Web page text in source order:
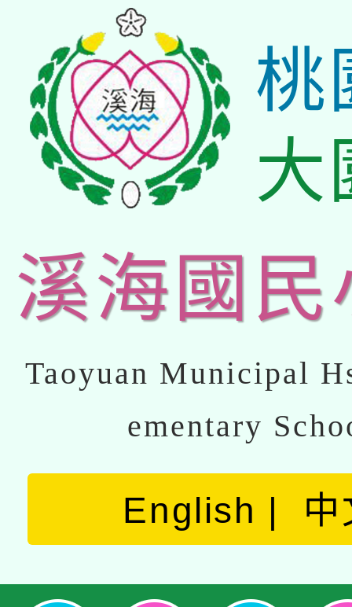
桃
大
溪海國民
Taoyuan Municipal
ementary
English 中